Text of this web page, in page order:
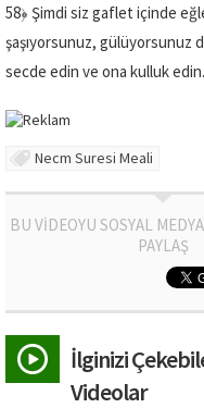
58﴿Şimdi siz gaflet içinde
şaşıyorsunuz, gülüyorsunuz
secde edin ve ona kulluk edin.
Necm Suresi Meali
BU VİDEOYU SOSYAL
PAYLAŞ
İlginizi
Videolar